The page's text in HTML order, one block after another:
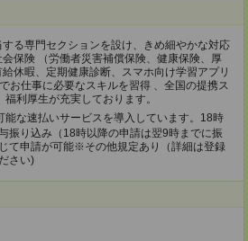
する専門セクションを設け、きめ細やかな対応
保険 （労働者災害補償保険、健康保険、厚
休暇、定期健康診断、スマホ向け学習アプリ
お仕事に必要なスキルを習得 、全国の提携ス
利厚生が充実しております。
能な速払いサービスを導入しています。18時
振り込み（18時以降の申請は翌9時までに振
て申請が可能※その他規定あり（詳細は登録
さい)